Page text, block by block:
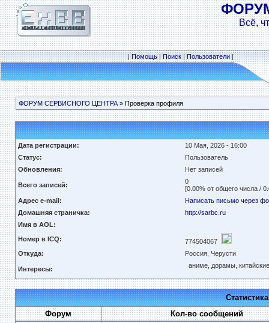
Всё,
|Помощь|Поиск|Пользователи|
ФОРУМ СЕРВИСНОГО ЦЕНТРА» Проверка профиля
Дата регистрации:
10 Мая, 2026 - 16:00
Статус:
Пользователь
Обновления:
Нет записей
Всего записей:
0
[0.00% от общего числа /
Адрес e-mail:
Написать письмо через
Домашняя страничка:
http://sarbc.ru
Имя в AOL:
Номер в ICQ:
774504067
Откуда:
Россия, Черусти
Интересы: аниме, дорамы,
Форум
Кол-во сообщений